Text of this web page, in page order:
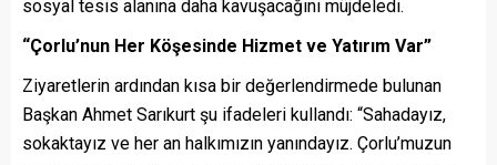
sosyal tesis alanına daha kavuşacağını müjdeledi.
“Çorlu’nun Her Köşesinde Hizmet ve Yatırım Var”
Ziyaretlerin ardından kısa bir değerlendirmede bulunan
Başkan Ahmet Sarıkurt şu ifadeleri kullandı: “Sahadayız,
sokaktayız ve her an halkımızın yanındayız. Çorlu’muzun